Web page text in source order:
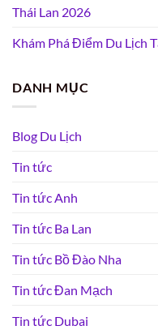
Thái Lan 2026
Khám Phá Điểm Du Lịch
DANH MỤC
Blog Du Lịch
Tin tức
Tin tức Anh
Tin tức Ba Lan
Tin tức Bồ Đào Nha
Tin tức Đan Mạch
Tin tức Dubai